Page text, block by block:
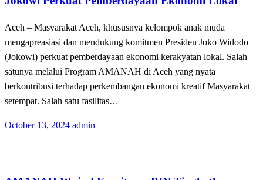
Aceh – Masyarakat Aceh, khususnya kelompok anak muda
mengapreasiasi dan mendukung komitmen Presiden Joko Widodo
(Jokowi) perkuat pemberdayaan ekonomi kerakyatan lokal. Salah
satunya melalui Program AMANAH di Aceh yang nyata
berkontribusi terhadap perkembangan ekonomi kreatif Masyarakat
setempat. Salah satu fasilitas…
Posted
October 13, 2024 admin